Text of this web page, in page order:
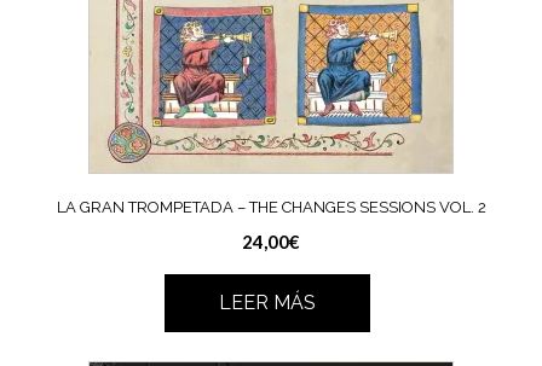
LA GRAN TROMPETADA – THE CHANGES SESSIONS VOL. 2
24,00€
LEER MÁS